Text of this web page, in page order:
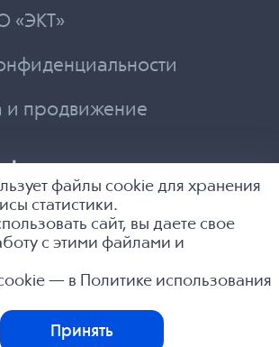
«ЭКТ»
и продвижение
файлы cookie для хранения
статистики.
сайт, вы даете свое
с этими файлами и
— в
Политике использования
Принять